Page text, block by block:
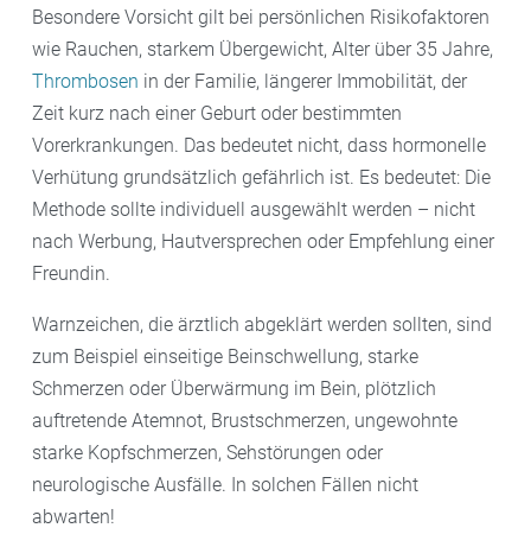
Besondere Vorsicht gilt bei persönlichen Risikofaktoren
wie Rauchen, starkem Übergewicht, Alter über 35 Jahre,
Thrombosen in der Familie, längerer Immobilität, der
Zeit kurz nach einer Geburt oder bestimmten
Vorerkrankungen. Das bedeutet nicht, dass hormonelle
Verhütung grundsätzlich gefährlich ist. Es bedeutet: Die
Methode sollte individuell ausgewählt werden – nicht
nach Werbung, Hautversprechen oder Empfehlung einer
Freundin.
Warnzeichen, die ärztlich abgeklärt werden sollten, sind
zum Beispiel einseitige Beinschwellung, starke
Schmerzen oder Überwärmung im Bein, plötzlich
auftretende Atemnot, Brustschmerzen, ungewohnte
starke Kopfschmerzen, Sehstörungen oder
neurologische Ausfälle. In solchen Fällen nicht
abwarten!